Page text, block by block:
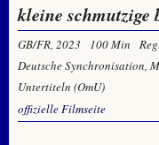
kleine schmutzige
GB/FR, 2023 100 Min
Deutsche Synchronisation,
Untertiteln (OmU)
offizielle Filmseite